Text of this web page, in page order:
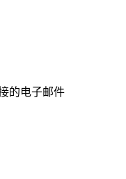
的电子邮件